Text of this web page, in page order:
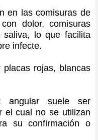
en las comisuras de
dolor, comisuras
saliva, lo que facilita
infecte.
placas rojas, blancas
angular suele ser
el cual no se utilizan
su confirmación o